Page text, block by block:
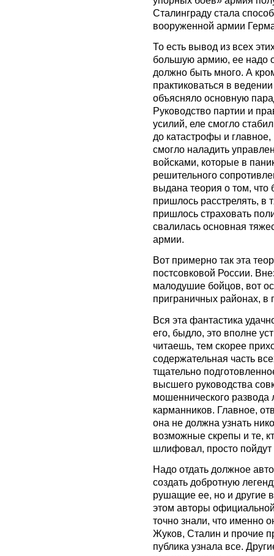
Сталинграду стала
вооруженной армии
То есть вывод из всех
большую армию, ее надо
должно быть много. А
практиковаться в
объясняло основную
Руководство партии и
усилий, еле смогло
до катастрофы и
смогло наладить
войсками, которые в
решительного
выдана теория о том,
пришлось расстрелять, в
пришлось страховать
свалилась основная
армии.
Вот примерно так эта
постсовковой России.
малодушие бойцов, вот
приграничных районах,
Вся эта фантастика
его, быдло, это вполне
читаешь, тем скорее
содержательная часть
тщательно
высшего руководства
мошеннического развода
карманников. Главное,
она не должна узнать
возможные скрепы и те,
шлифовал, просто
Надо отдать должное
создать добротную
рушащие ее, но и другие
этом авторы
точно знали, что именно
Жуков, Сталин и прочие
публика узнала все.